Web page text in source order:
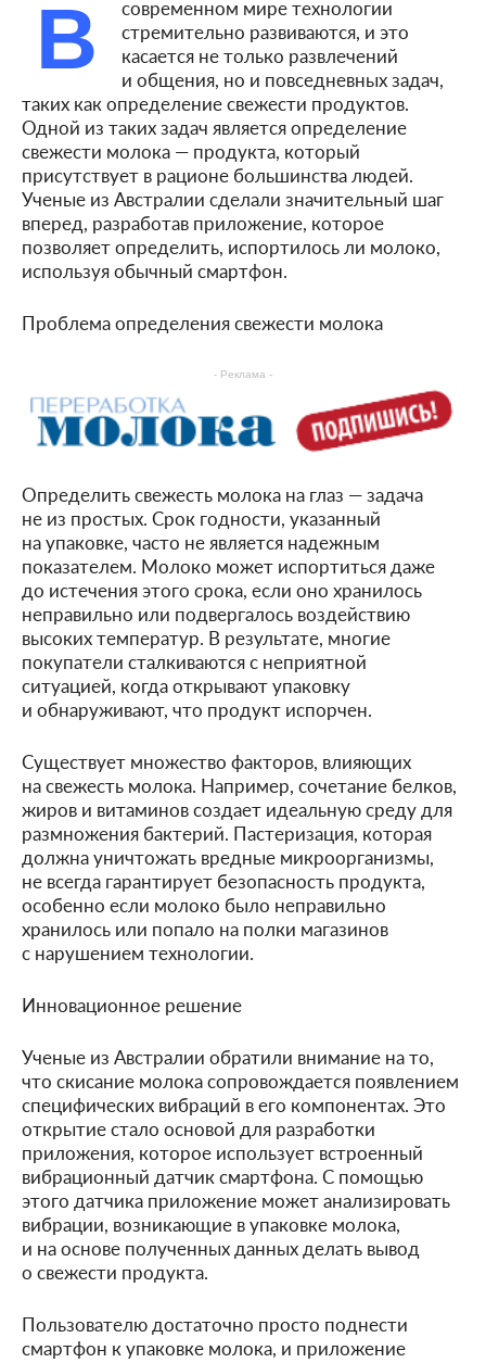
В
современном мире технологии
стремительно развиваются, и это
касается не только развлечений
и общения, но и повседневных задач,
таких как определение свежести продуктов.
Одной из таких задач является определение
свежести молока — продукта, который
присутствует в рационе большинства людей.
Ученые из Австралии сделали значительный шаг
вперед, разработав приложение, которое
позволяет определить, испортилось ли молоко,
используя обычный смартфон.
Проблема определения свежести молока
- Реклама -
Определить свежесть молока на глаз — задача
не из простых. Срок годности, указанный
на упаковке, часто не является надежным
показателем. Молоко может испортиться даже
до истечения этого срока, если оно хранилось
неправильно или подвергалось воздействию
высоких температур. В результате, многие
покупатели сталкиваются с неприятной
ситуацией, когда открывают упаковку
и обнаруживают, что продукт испорчен.
Существует множество факторов, влияющих
на свежесть молока. Например, сочетание белков,
жиров и витаминов создает идеальную среду для
размножения бактерий. Пастеризация, которая
должна уничтожать вредные микроорганизмы,
не всегда гарантирует безопасность продукта,
особенно если молоко было неправильно
хранилось или попало на полки магазинов
с нарушением технологии.
Инновационное решение
Ученые из Австралии обратили внимание на то,
что скисание молока сопровождается появлением
специфических вибраций в его компонентах. Это
открытие стало основой для разработки
приложения, которое использует встроенный
вибрационный датчик смартфона. С помощью
этого датчика приложение может анализировать
вибрации, возникающие в упаковке молока,
и на основе полученных данных делать вывод
о свежести продукта.
Пользователю достаточно просто поднести
смартфон к упаковке молока, и приложение